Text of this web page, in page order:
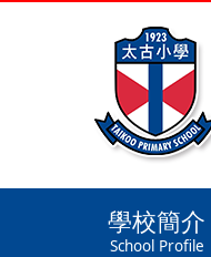
學校簡介
School Profile